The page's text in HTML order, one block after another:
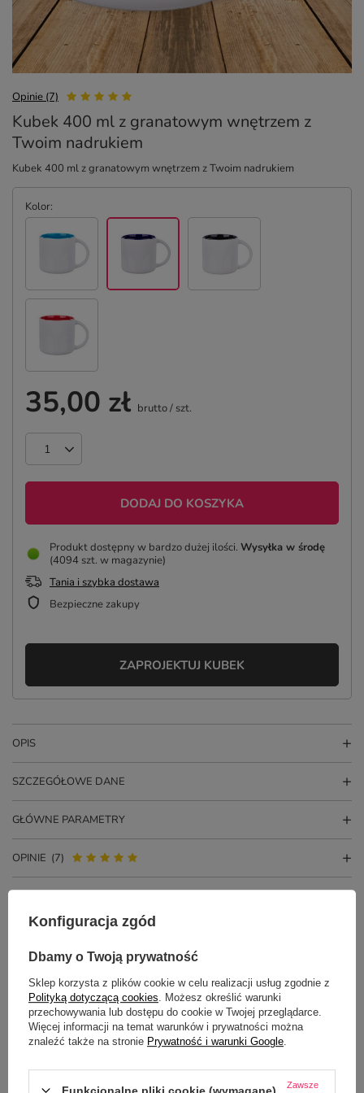
Opinie (7)
Kubek 400 ml z granatowym wnętrzem z
Twoim nadrukiem
Kubek 400 ml z granatowym wnętrzem z Twoim nadrukiem
Kolor
35,00 zł brutto/ szt.
DODAJ DO KOSZYKA
Produkt dostępny w bardzo dużej ilości Wysyłka w środę
(4094 szt. w magazynie)
Tania i szybka dostawa
Bezpieczne zakupy
ZAPROJEKTUJ KUBEK
OPIS
SZCZEGÓŁOWE DANE
GŁÓWNE PARAMETRY
OPINIE (7)
PYTANIA INNYCH KLIENTÓW
Czy na kubku uda się umieścić dwa zdjęcia?
Potrzebujesz pomocy? Masz pytania?
Zadaj pytanie a my odpowiemy
niezwłocznie, najciekawsze pytania i
odpowiedzi publikując dla innych.
ZADAJ PYTANIE
Konfiguracja zgód
Dbamy o Twoją prywatność
Sklep korzysta z plików cookie w celu realizacji usług zgodnie z
Polityką dotyczącą cookies . Możesz określić warunki
przechowywania lub dostępu do cookie w Twojej przeglądarce.
Więcej informacji na temat warunków i prywatności można
znaleźć także na stronie Prywatność i warunki Google
Funkcjonalne pliki cookie (wymagane)
Zawsze